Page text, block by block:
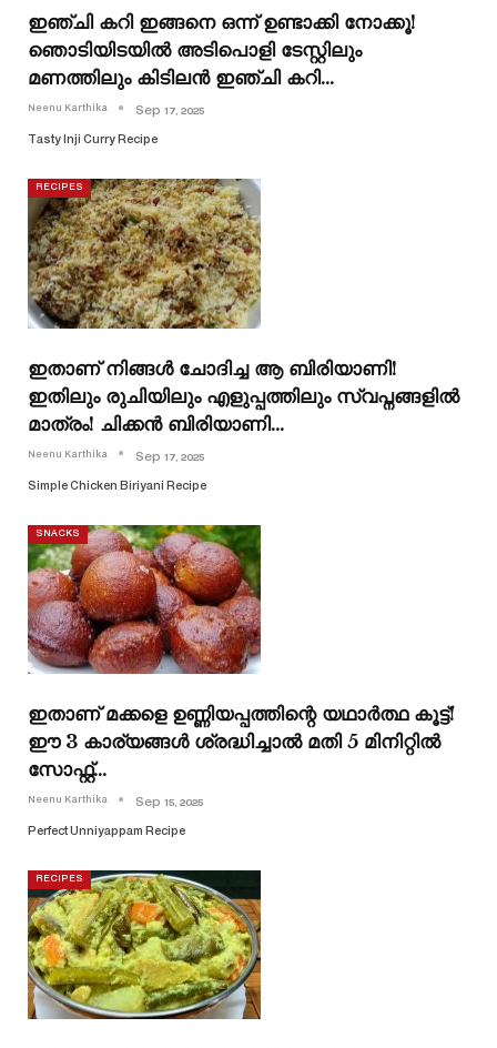
ഇഞ്ചി കറി ഇങ്ങനെ ഒന്ന് ഉണ്ടാക്കി നോക്കൂ!
ഞൊടിയിടയിൽ അടിപൊളി ടേസ്റ്റിലും
മണത്തിലും കിടിലൻ ഇഞ്ചി കറി…
Neenu Karthika Sep 17, 2025
Tasty Inji Curry Recipe
RECIPES
ഇതാണ് നിങ്ങൾ ചോദിച്ച ആ ബിരിയാണി!
ഇതിലും രുചിയിലും എളുപ്പത്തിലും സ്വപ്നങ്ങളിൽ
മാത്രം! ചിക്കൻ ബിരിയാണി…
Neenu Karthika Sep 17, 2025
Simple Chicken Biriyani Recipe
SNACKS
ഇതാണ് മക്കളെ ഉണ്ണിയപ്പത്തിന്റെ യഥാർത്ഥ കൂട്ട്!
ഈ 3 കാര്യങ്ങൾ ശ്രദ്ധിച്ചാൽ മതി 5 മിനിറ്റിൽ
സോഫ്റ്റ്…
Neenu Karthika Sep 15, 2025
Perfect Unniyappam Recipe
RECIPES